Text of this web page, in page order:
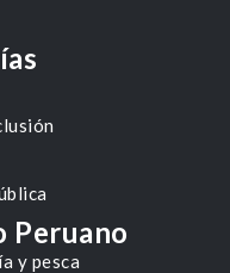
y pesca
Peruano